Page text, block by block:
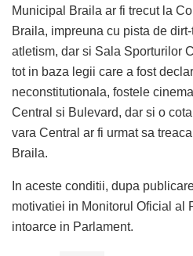
Municipal Braila ar fi trecut la
Braila, impreuna cu pista de
atletism, dar si Sala Sporturilor
tot in baza legii care a fost
neconstitutionala, fostele
Central si Bulevard, dar si o
vara Central ar fi urmat sa
Braila.
In aceste conditii, dupa
motivatiei in Monitorul Oficial al
intoarce in Parlament.